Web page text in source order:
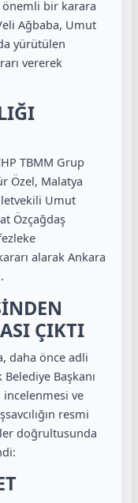
bir karara
Ağbaba, Umut
yürütülen
vererek
TBMM Grup
Özel, Malatya
Umut
Özçağdaş
alarak Ankara
ÇIKTI
daha önce adli
Başkanı
incelenmesi ve
resmi
doğrultusunda